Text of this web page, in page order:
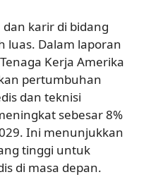
karir di bidang
luas. Dalam laporan
Kerja Amerika
pertumbuhan
dan teknisi
sebesar 8%
Ini menunjukkan
tinggi untuk
di masa depan.